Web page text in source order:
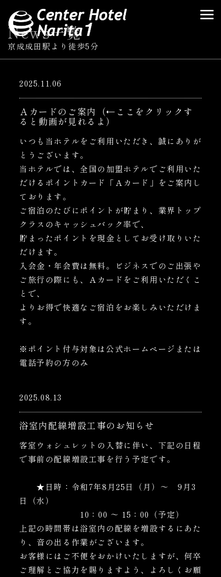
京成成田駅より徒歩5分
News一覧
2025.11.06
Ａカードのご案内（←ここをクリックす
ると動画が見れるよ）
いつも当ホテルをご利用いただき、誠にありが
とうございます。
当ホテルでは、全国の加盟ホテルでご利用いた
だけるポイントカード「Ａカード」をご案内し
ております。
ご宿泊のたびにポイントが貯まり、業界トップ
クラスのキャッシュバック率で、
貯まったポイントを現金としてお受け取りいた
だけます。
入会金・年会費は無料。ビジネスでのご出張や
ご旅行の際にも、Ａカードをご利用いただくこ
とで、
よりお得で快適なご宿泊をお楽しみいただけま
す。
※ポイント付与対象は公式ホームページまたは
電話予約の方のみ
2025.08.13
浴室内配線増設工事のお知らせ
客室ウォシュレットの入替に伴い、下記の日程
で事前の配線増設工事を行う予定です。
★日時：令和7年8月25日（月）～ 9月3
日（水）
10：00 ～ 15：00（予定）
上記の時間帯は浴室内の配線を増設するにあた
り、音の出る作業がございます。
お客様にはご不便をおかけいたしますが、何卒
ご理解とご協力を賜りますよう、よろしくお願